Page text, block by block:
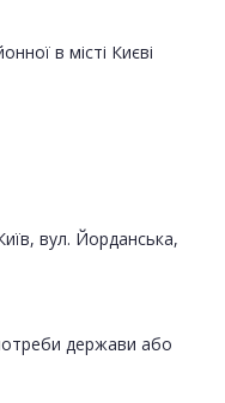
в місті Києві
вул. Йорданська,
держави або